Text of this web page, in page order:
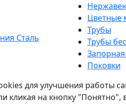
Цветные
Трубы
Трубы
Поковки
для улучшения работы
кликая на кнопку